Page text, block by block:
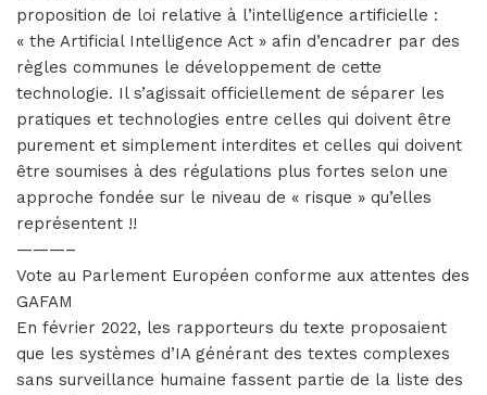
proposition de loi relative à l’intelligence artificielle :
« the Artificial Intelligence Act » afin d’encadrer par des
règles communes le développement de cette
technologie. Il s’agissait officiellement de séparer les
pratiques et technologies entre celles qui doivent être
purement et simplement interdites et celles qui doivent
être soumises à des régulations plus fortes selon une
approche fondée sur le niveau de « risque » qu’elles
représentent !!
———–
Vote au Parlement Européen conforme aux attentes des
GAFAM
En février 2022, les rapporteurs du texte proposaient
que les systèmes d’IA générant des textes complexes
sans surveillance humaine fassent partie de la liste des